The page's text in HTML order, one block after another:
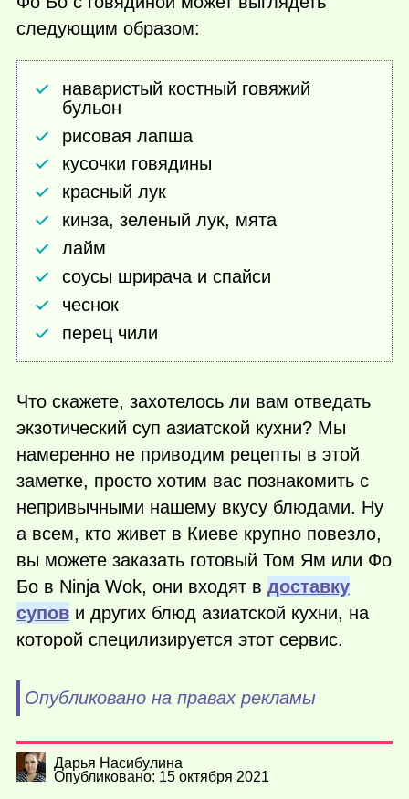
следующим образом:
наваристый костный говяжий
бульон
рисовая лапша
кусочки говядины
красный лук
кинза, зеленый лук, мята
лайм
соусы шрирача и спайси
чеснок
перец чили
Что скажете, захотелось ли вам отведать
экзотический суп азиатской кухни? Мы
намеренно не приводим рецепты в этой
заметке, просто хотим вас познакомить с
непривычными нашему вкусу блюдами. Ну
а всем, кто живет в Киеве крупно повезло,
вы можете заказать готовый Том Ям или Фо
Бо в Ninja Wok, они входят в доставку
супов и других блюд азиатской кухни, на
которой специлизируется этот сервис.
Опубликовано на правах рекламы
Дарья Насибулина
Опубликовано: 15 октября 2021